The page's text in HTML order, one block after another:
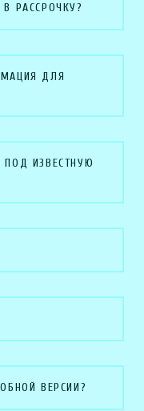
РАССРОЧКУ?
ДЛЯ
ИЗВЕСТНУЮ
ВЕРСИИ?